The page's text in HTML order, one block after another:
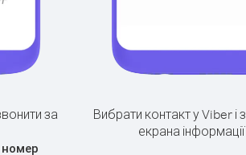
за
номер
Вибрати контакт у Viber і
екрана